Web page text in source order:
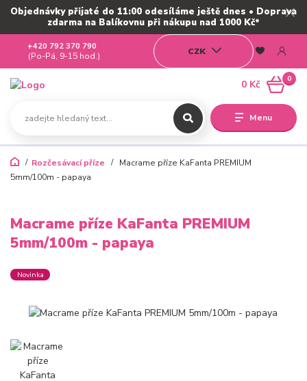
Objednávky přijaté do 11:00 odesíláme ještě dnes • Doprava
zdarma na Balíkovnu při nákupu nad 1000 Kč*
Menu
CZK
+420 792 370 790
(Po-Pá, 9-15 hod.)
0
0 Kč
Rozčesávací příze
Macrame příze KaFanta PREMIUM
5mm/100m - papaya
Macrame příze KaFanta PREMIUM
5mm/100m - papaya
Novinka